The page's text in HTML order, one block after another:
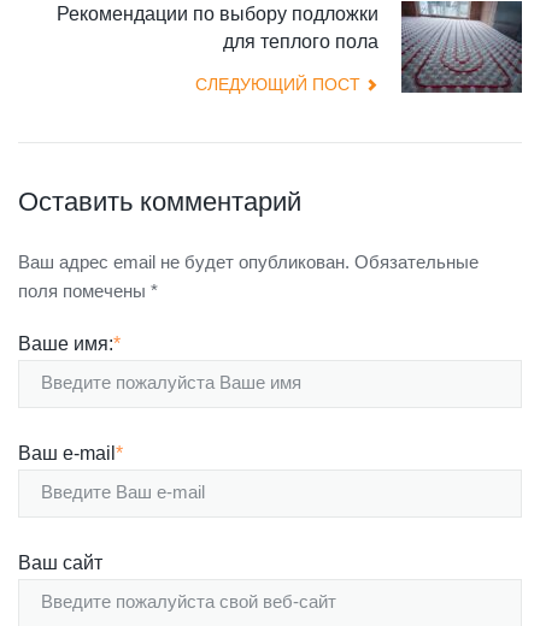
Рекомендации по выбору подложки
для теплого пола
СЛЕДУЮЩИЙ ПОСТ
Оставить комментарий
Ваш адрес email не будет опубликован. Обязательные
поля помечены *
Ваше имя:*
Ваш e-mail *
Ваш сайт